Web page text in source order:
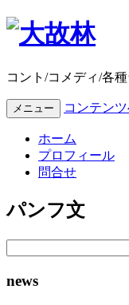
コント/コメディ/各
メニュー コンテン
ホーム
プロフィール
問合せ
パンフ文
news